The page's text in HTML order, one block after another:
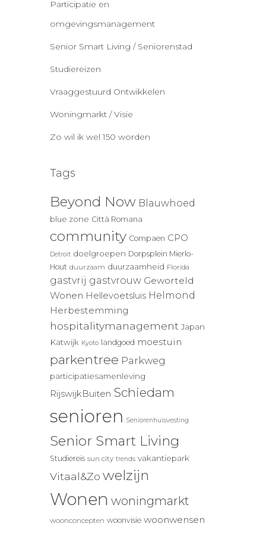
Participatie en
omgevingsmanagement
Senior Smart Living / Seniorenstad
Studiereizen
Vraaggestuurd Ontwikkelen
Woningmarkt / Visie
Zo wil ik wel 150 worden
Tags
Beyond Now Blauwhoed
blue zone Città Romana
community Compaen CPO
Detroit doelgroepen Dorpsplein Mierlo-
Hout duurzaam duurzaamheid Florida
gastvrij gastvrouw Geworteld
Wonen Hellevoetsluis Helmond
Herbestemming
hospitalitymanagement Japan
Katwijk Kyoto landgoed moestuin
parkentree Parkweg
participatiesamenleving
RijswijkBuiten Schiedam
senioren Seniorenhuisvesting
Senior Smart Living
Studiereis sun city trends vakantiepark
Vitaal&Zo welzijn
Wonen woningmarkt
woonconcepten woonvisie woonwensen